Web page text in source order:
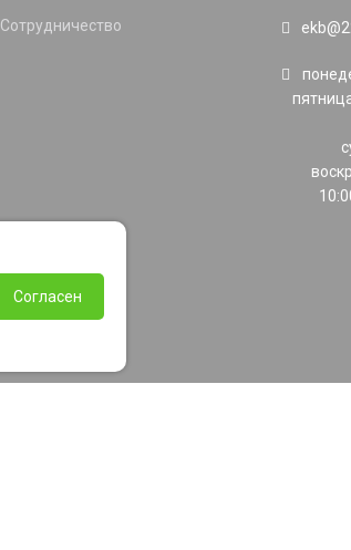
Сотрудничество
Согласен